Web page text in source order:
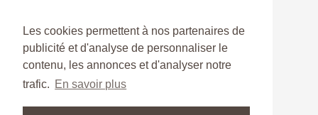
Les cookies permettent à nos partenaires de
publicité et d'analyse de personnaliser le
contenu, les annonces et d'analyser notre
trafic. En savoir plus